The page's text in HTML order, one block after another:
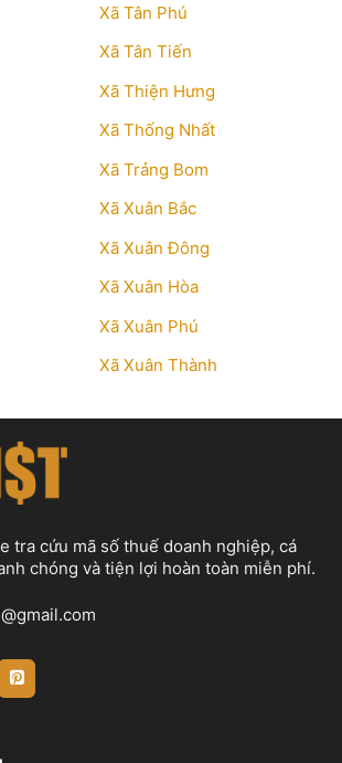
Xã Tân Phú
Xã Tân Tiến
Xã Thiện Hưng
Xã Thống Nhất
Xã Trảng Bom
Xã Xuân Bắc
Xã Xuân Đông
Xã Xuân Hòa
Xã Xuân Phú
Xã Xuân Thành
tra cứu mã số thuế doanh nghiệp, cá
chóng và tiện lợi hoàn toàn miễn phí.